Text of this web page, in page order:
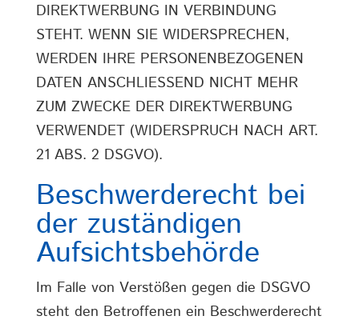
DIREKTWERBUNG IN VERBINDUNG
STEHT. WENN SIE WIDERSPRECHEN,
WERDEN IHRE PERSONENBEZOGENEN
DATEN ANSCHLIESSEND NICHT MEHR
ZUM ZWECKE DER DIREKTWERBUNG
VERWENDET (WIDERSPRUCH NACH ART.
21 ABS. 2 DSGVO).
Beschwerde­recht bei
der zuständigen
Aufsichts­behörde
Im Falle von Verstößen gegen die DSGVO
steht den Betroffenen ein Beschwerderecht